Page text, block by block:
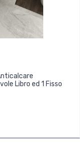
Libro ed 1 Fisso